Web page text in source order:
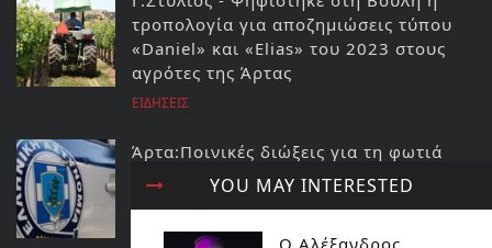
YOU MAY INTERESTED
Ο Αλέξανδρος
τροπολογία για αποζημιώσεις τύπου
«Daniel» και «Elias» του 2023 στους
αγρότες της Άρτας
ΕΙΔΗΣΕΙΣ
Άρτα:Ποινικές διώξεις για τη φωτιά
στο ΚΥΤ Αράχθου Στον εισαγγελέα ο
διευθυντής και ο τεχνικός ασφαλείας